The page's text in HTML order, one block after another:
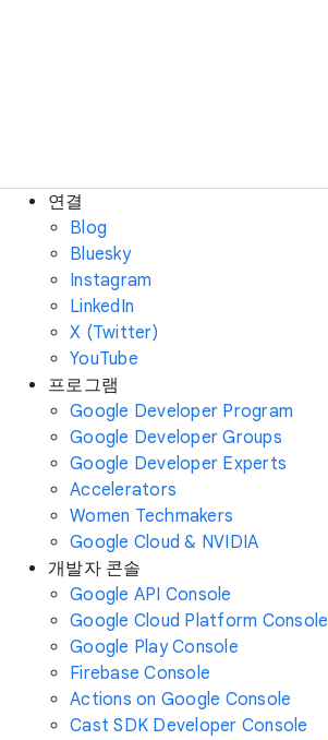
연결
Blog
Bluesky
Instagram
LinkedIn
X (Twitter)
YouTube
프로그램
Google Developer Program
Google Developer Groups
Google Developer Experts
Accelerators
Women Techmakers
Google Cloud & NVIDIA
개발자 콘솔
Google API Console
Google Cloud Platform Console
Google Play Console
Firebase Console
Actions on Google Console
Cast SDK Developer Console